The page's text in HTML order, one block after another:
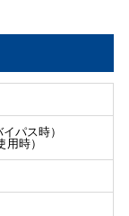
パス時）
時）